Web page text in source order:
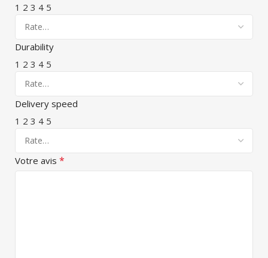
1 2 3 4 5
Durability
1 2 3 4 5
Delivery speed
1 2 3 4 5
Votre avis *